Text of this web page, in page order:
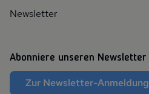
Newsletter
Abonniere unseren Newsletter
Zur Newsletter-Anmeldung